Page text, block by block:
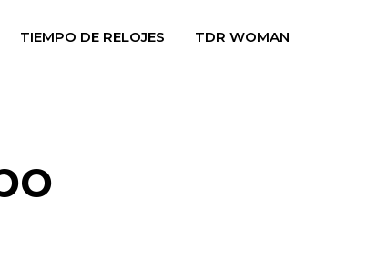
TIEMPO DE RELOJES TDR WOMAN